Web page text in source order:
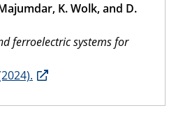
K. Wolk, and D.
ferroelectric systems for